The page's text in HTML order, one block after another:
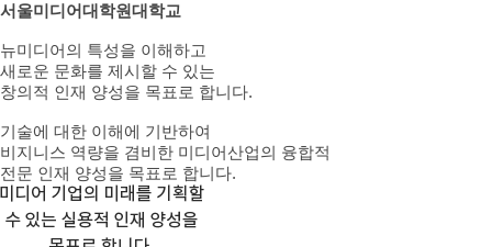
서울미디어대학원대학교
뉴미디어의 특성을 이해하고
새로운 문화를 제시할 수 있는
창의적 인재 양성을 목표로 합니다.
기술에 대한 이해에 기반하여
비지니스 역량을 겸비한 미디어산업의 융합적
전문 인재 양성을 목표로 합니다.